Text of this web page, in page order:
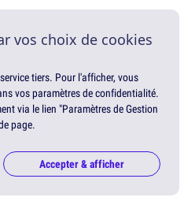
vos choix de cookies
tiers. Pour l'afficher, vous
vos paramètres de confidentialité.
via le lien "Paramètres de Gestion
page.
Accepter & afficher